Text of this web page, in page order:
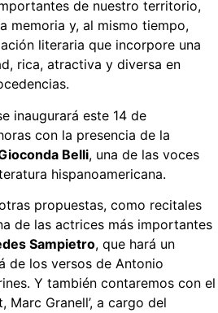
de nuestro territorio,
memoria y, al mismo tiempo,
literaria que incorpore una
rica, atractiva y diversa en
inaugurará este 14 de
con la presencia de la
Belli, una de las voces
hispanoamericana.
propuestas, como recitales
de las actrices más importantes
Sampietro, que hará un
de los versos de Antonio
Y también contaremos con el
Marc Granell’, a cargo del